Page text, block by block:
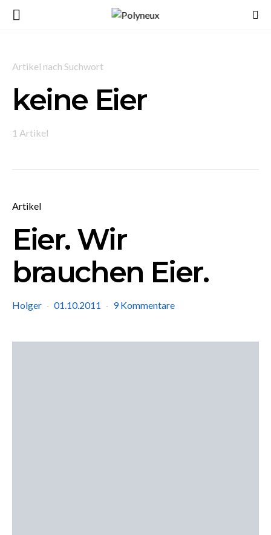
Artikel nach Suchwort
keine Eier
1 Artikel
Artikel
Eier. Wir
brauchen Eier.
Holger 01.10.2011 9 Kommentare